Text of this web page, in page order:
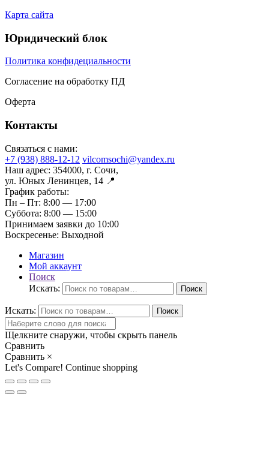
Карта сайта
Юридический блок
Политика конфидециальности
Согласение на обработку ПД
Оферта
Контакты
Связаться с нами:
+7 (938) 888-12-12 vilcomsochi@yandex.ru
Наш адрес: 354000, г. Сочи,
ул. Юных Ленинцев, 14 📍
График работы:
Пн – Пт: 8:00 — 17:00
Суббота: 8:00 — 15:00
Принимаем заявки до 10:00
Воскресенье: Выходной
Магазин
Мой аккаунт
Поиск
Искать:
Поиск
Искать: Поиск
Щелкните снаружи, чтобы скрыть панель
Сравнить
Сравнить ×
Let's Compare! Continue shopping